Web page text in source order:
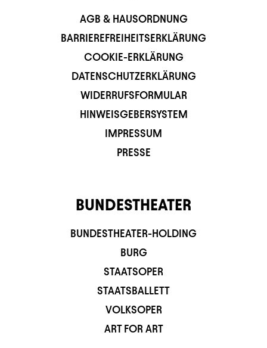
AGB & HAUSORDNUNG
BARRIEREFREIHEITSERKLÄRUNG
COOKIE-ERKLÄRUNG
DATENSCHUTZERKLÄRUNG
WIDERRUFSFORMULAR
HINWEISGEBERSYSTEM
IMPRESSUM
PRESSE
BUNDESTHEATER
BUNDESTHEATER-HOLDING
BURG
STAATSOPER
STAATSBALLETT
VOLKSOPER
ART FOR ART